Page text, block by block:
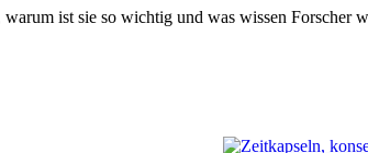
ist sie so wichtig und was wissen Forscher